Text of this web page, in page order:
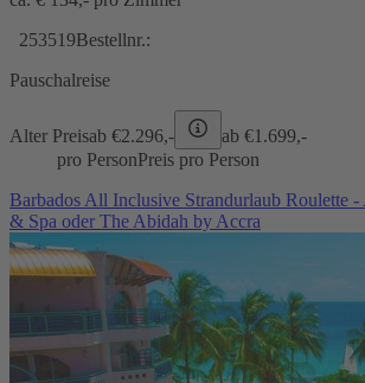
253519Bestellnr.:
Pauschalreise
Alter Preisab €2.296,- ab €1.699,-
pro PersonPreis pro Person
Barbados All Inclusive Strandurlaub Roulette
& Spa oder The Abidah by Accra